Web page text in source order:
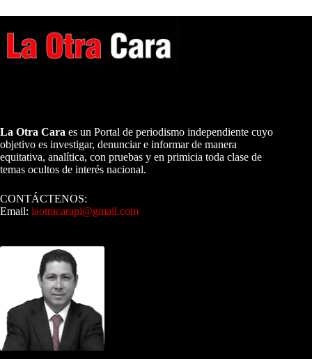
La Otra Cara es un Portal de periodismo independiente cuyo
objetivo es investigar, denunciar e informar de manera
equitativa, analítica, con pruebas y en primicia toda clase de
temas ocultos de interés nacional.
CONTÁCTENOS:
Email: laotracarapi@gmail.com